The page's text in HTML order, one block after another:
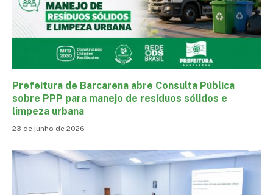
Prefeitura de Barcarena abre Consulta Pública
sobre PPP para manejo de resíduos sólidos e
limpeza urbana
23 de junho de 2026